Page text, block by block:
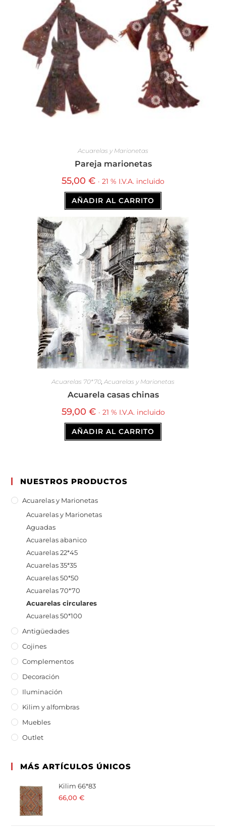
Acuarelas y Marionetas
Pareja marionetas
55,00 € · 21 % I.V.A. incluido
AÑADIR AL CARRITO
Acuarelas 70*70 Acuarelas y Marionetas
Acuarela casas chinas
59,00 € · 21 % I.V.A. incluido
AÑADIR AL CARRITO
NUESTROS PRODUCTOS
Acuarelas y Marionetas
Acuarelas y Marionetas
Aguadas
Acuarelas abanico
Acuarelas 22*45
Acuarelas 35*35
Acuarelas 50*50
Acuarelas 70*70
Acuarelas circulares
Acuarelas 50*100
Antigüedades
Cojines
Complementos
Decoración
Iluminación
Kilim y alfombras
Muebles
Outlet
MÁS ARTÍCULOS ÚNICOS
Kilim 66*83
66,00€